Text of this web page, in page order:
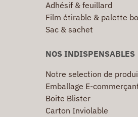
Adhésif & feuillard
Film étirable & palette
Sac & sachet
NOS INDISPENSABLES
Notre selection de
Emballage E-
Boite Blister
Carton Inviolable